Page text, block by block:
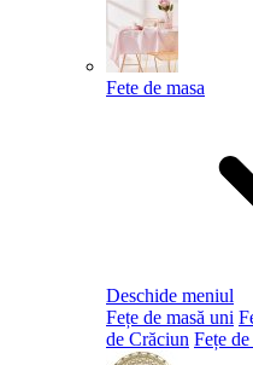
Fete de masa
Deschide meniul
Fețe de masă uni
de Crăciun Fețe de